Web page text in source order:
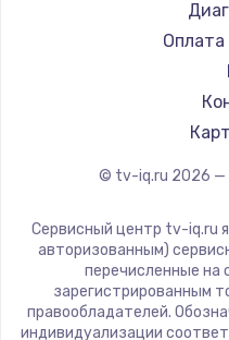
Замена
Ремонт
Замена
Оплата
© tv-iq.ru 2026 —
Сервисный центр tv-iq.ru
авторизованным)
перечисленные на
зарегистрированным
правообладателей.
индивидуализации